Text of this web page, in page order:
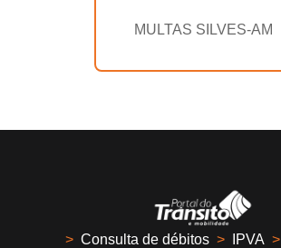
MULTAS SILVES-AM
> Consulta de débitos > IPVA >